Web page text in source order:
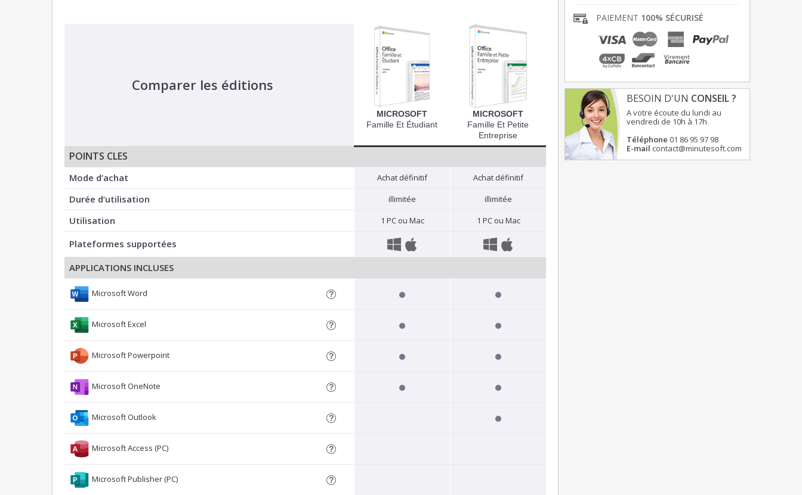
Comparer les éditions
MICROSOFT
Famille Et Étudiant
MICROSOFT
Famille Et Petite
Entreprise
POINTS CLES
Mode d’achat Achat définitif Achat définitif
Durée d’utilisation illimitée illimitée
Utilisation 1 PC ou Mac 1 PC ou Mac
Plateformes supportées
APPLICATIONS INCLUSES
Microsoft Word
Microsoft Excel
Microsoft Powerpoint
Microsoft OneNote
Microsoft Outlook
Microsoft Access (PC)
Microsoft Publisher (PC)
PAIEMENT 100% SÉCURISÉ
BESOIN D'UN CONSEIL ?
A votre écoute du lundi au
vendredi de 10h à 17h
Téléphone 01 86 95 97 98
E-mail contact@minutesoft.com